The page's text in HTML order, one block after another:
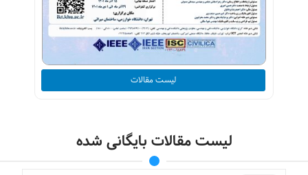
لیست مقالات
لیست مقالات بایگانی شده